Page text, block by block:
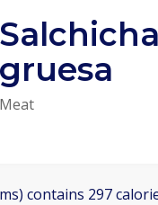
gruesa
Meat
contains 297